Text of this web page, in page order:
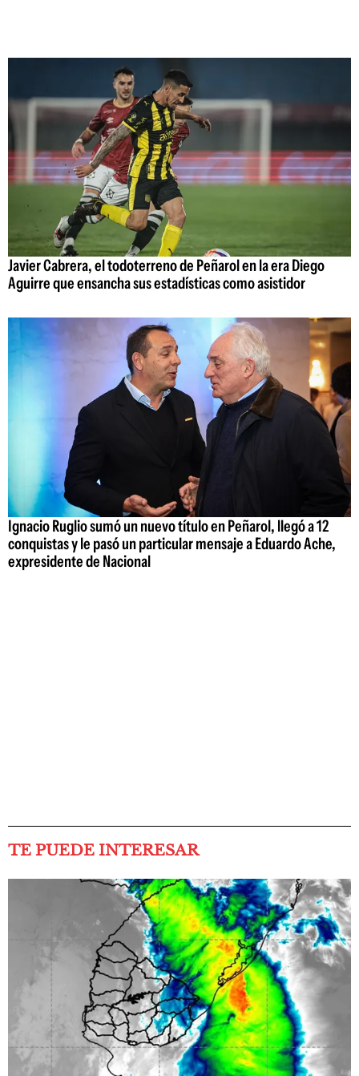
Javier Cabrera, el todoterreno de Peñarol en la era Diego
Aguirre que ensancha sus estadísticas como asistidor
Ignacio Ruglio sumó un nuevo título en Peñarol, llegó a 12
conquistas y le pasó un particular mensaje a Eduardo Ache,
expresidente de Nacional
TE PUEDE INTERESAR